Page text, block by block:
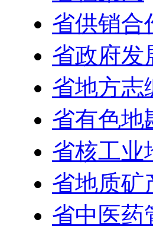
省供销合
省政府发
省地方志
省有色地
省核工业
省地质矿
省中医药